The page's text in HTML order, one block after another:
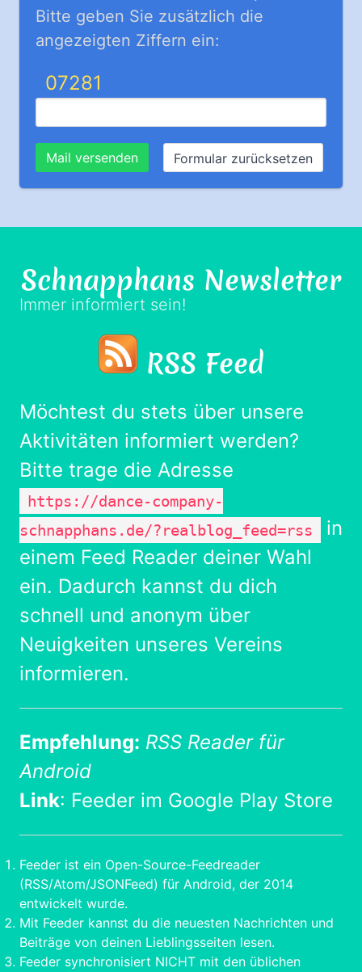
Bitte geben Sie zusätzlich die
angezeigten Ziffern ein:
07281
Schnapphans Newsletter
Immer informiert sein!
RSS Feed
Möchtest du stets über unsere
Aktivitäten informiert werden?
Bitte trage die Adresse
https://dance-company-
schnapphans.de/?realblog_feed=rss
in
einem Feed Reader deiner Wahl
ein. Dadurch kannst du dich
schnell und anonym über
Neuigkeiten unseres Vereins
informieren.
Empfehlung: RSS Reader für
Android
Link: Feeder im Google Play Store
Feeder ist ein Open-Source-Feedreader
(RSS/Atom/JSONFeed) für Android, der 2014
entwickelt wurde.
Mit Feeder kannst du die neuesten Nachrichten und
Beiträge von deinen Lieblingsseiten lesen.
Feeder synchronisiert NICHT mit den üblichen